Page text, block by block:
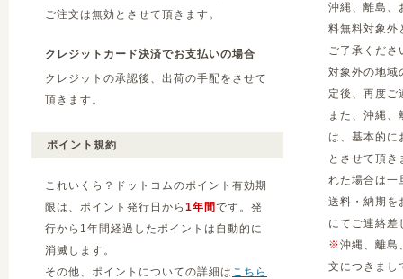
ご注文は無効とさせて頂きます。
クレジットカード決済でお支払いの場合
クレジットの承認後、出荷の手配をさせて
頂きます。
ポイント規約
これいくら？ドットコムのポイント有効期
限は、ポイント発行日から 1年間です。発
行から1年間経過したポイントは自動的に
消滅します。
その他、ポイントについての詳細は こちら
沖縄、離島、
料無料対象外
ご了承くださ
対象外の地域
定後、再度ご
また、沖縄
は、基本的に
とさせて頂
れた場合は一
送料・納期を
にてご連絡差
※沖縄、離島
文につきまし